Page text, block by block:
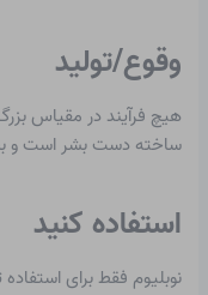
وقوع/تولید
هیچ فرآیند در مقیاس
ساخته دست بشر است و
استفاده کنید
نوبلیوم فقط برای